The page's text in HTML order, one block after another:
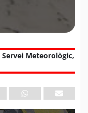
Servei Meteorològic,